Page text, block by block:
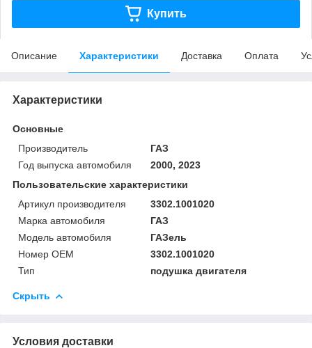
Купить
Описание Характеристики Доставка Оплата
Характеристики
Основные
Производитель
ГАЗ
Год выпуска автомобиля
2000, 2023
Пользовательские характеристики
Артикул производителя
3302.1001020
Марка автомобиля
ГАЗ
Модель автомобиля
ГАЗель
Номер OEM
3302.1001020
Тип
подушка двигателя
Скрыть
Условия доставки